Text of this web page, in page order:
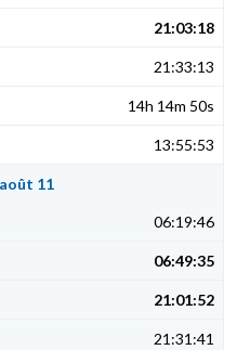
21:03:18
21:33:13
14h 14m 50s
13:55:53
11
06:19:46
06:49:35
21:01:52
21:31:41